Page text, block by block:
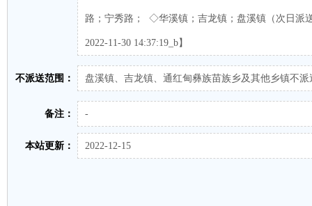
路；宁秀路； ◇华溪镇；吉龙镇；盘溪镇（次日派
2022-11-30 14:37:19_b】
不派送范围： 盘溪镇、吉龙镇、通红甸彝族苗族乡及其他乡镇不派
备注： -
本站更新： 2022-12-15